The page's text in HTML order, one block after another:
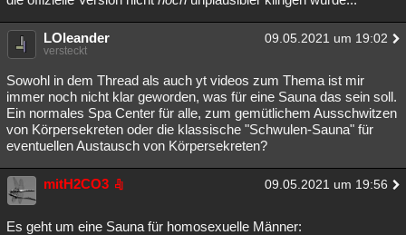
LOleander 09.05.2021 um 19:02
versteckt
Sowohl in dem Thread als auch yt videos zum Thema ist mir
immer noch nicht klar geworden, was für eine Sauna das sein soll.
Ein normales Spa Center für alle, zum gemütlichem Ausschwitzen
von Körpersekreten oder die klassische "Schwulen-Sauna" für
eventuellen Austausch von Körpersekreten?
mitH2CO3 09.05.2021 um 19:56
Es geht um eine Sauna für homosexuelle Männer: